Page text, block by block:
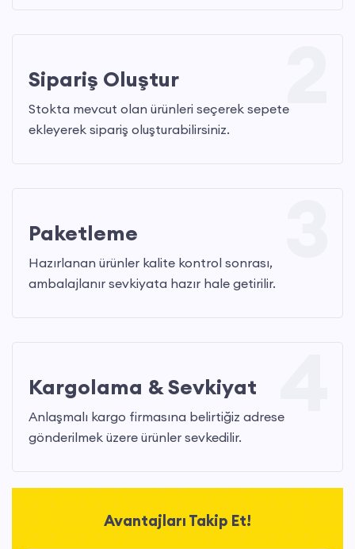
Sipariş Oluştur
Stokta mevcut olan ürünleri seçerek sepete
ekleyerek sipariş oluşturabilirsiniz.
Paketleme
Hazırlanan ürünler kalite kontrol sonrası,
ambalajlanır sevkiyata hazır hale getirilir.
Kargolama & Sevkiyat
Anlaşmalı kargo firmasına belirtiğiz adrese
gönderilmek üzere ürünler sevkedilir.
Avantajları Takip Et!